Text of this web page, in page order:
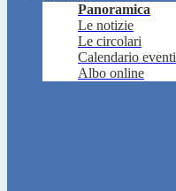
Panoramica
Le notizie
Le circolari
Calendario eventi
Albo online